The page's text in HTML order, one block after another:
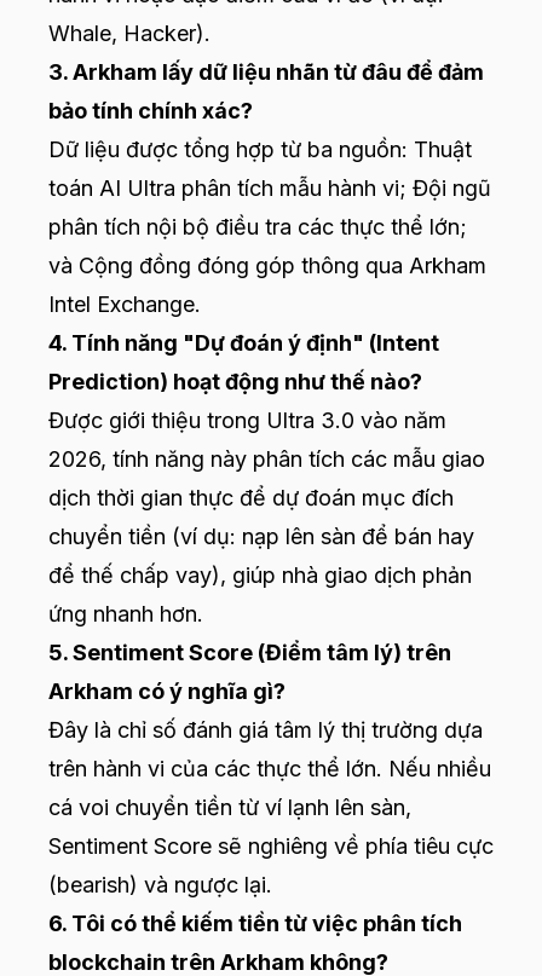
Whale, Hacker).
3. Arkham lấy dữ liệu nhãn từ đâu để đảm
bảo tính chính xác?
Dữ liệu được tổng hợp từ ba nguồn: Thuật
toán AI Ultra phân tích mẫu hành vi; Đội ngũ
phân tích nội bộ điều tra các thực thể lớn;
và Cộng đồng đóng góp thông qua Arkham
Intel Exchange.
4. Tính năng "Dự đoán ý định" (Intent
Prediction) hoạt động như thế nào?
Được giới thiệu trong Ultra 3.0 vào năm
2026, tính năng này phân tích các mẫu giao
dịch thời gian thực để dự đoán mục đích
chuyển tiền (ví dụ: nạp lên sàn để bán hay
để thế chấp vay), giúp nhà giao dịch phản
ứng nhanh hơn.
5. Sentiment Score (Điểm tâm lý) trên
Arkham có ý nghĩa gì?
Đây là chỉ số đánh giá tâm lý thị trường dựa
trên hành vi của các thực thể lớn. Nếu nhiều
cá voi chuyển tiền từ ví lạnh lên sàn,
Sentiment Score sẽ nghiêng về phía tiêu cực
(bearish) và ngược lại.
6. Tôi có thể kiếm tiền từ việc phân tích
blockchain trên Arkham không?